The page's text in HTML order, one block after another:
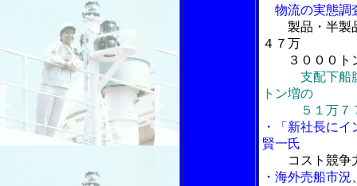
物流の実態調
製品・半製
４７万
３０００ト
支配下船
トン増の
５１万７７
・「新社長に
賢一氏
コスト競争
・海外売船市